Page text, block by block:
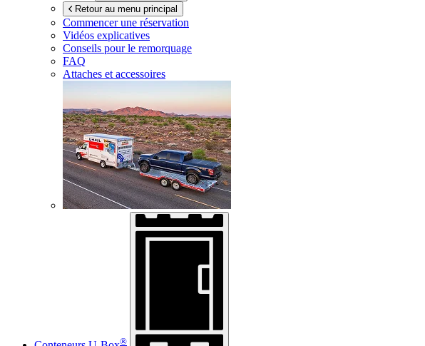
Retour au menu principal
Commencer une réservation
Vidéos explicatives
Conseils pour le remorquage
FAQ
Attaches et accessoires
®